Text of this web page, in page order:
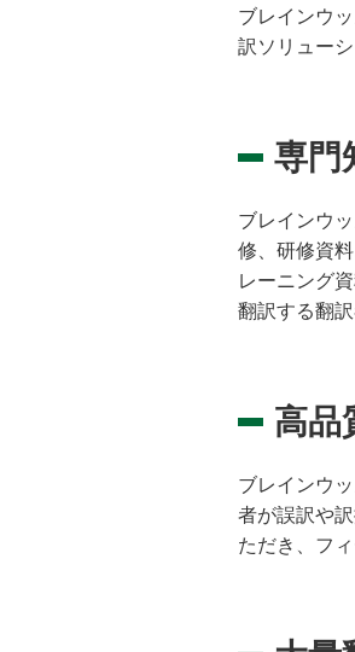
ブレインウ
訳ソリュー
専門
ブレインウ
修、研修資
レーニング
翻訳する翻
高品
ブレインウ
者が誤訳や
ただき、フ